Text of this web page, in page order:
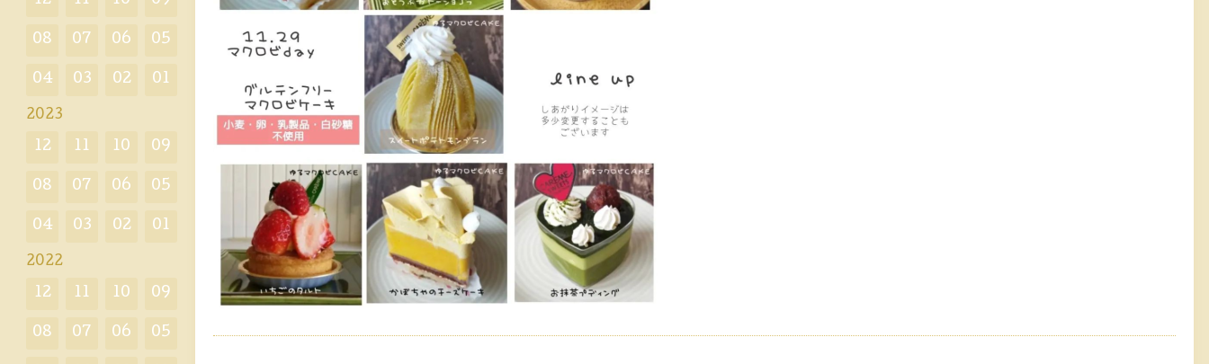
08 07 06 05
04 03 02 01
2023
12 11 10 09
08 07 06 05
04 03 02 01
2022
12 11 10 09
08 07 06 05